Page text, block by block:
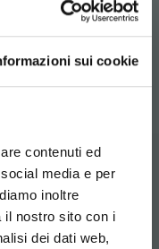
sui cookie
contenuti ed
media e per
inoltre
il nostro sito con i
dei dati web,
zum Verkauf
für dich...